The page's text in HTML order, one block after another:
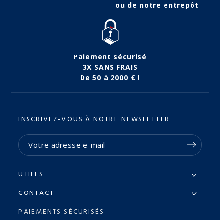
ou de notre entrepôt
Paiement sécurisé
3X SANS FRAIS
De 50 à 2000 € !
INSCRIVEZ-VOUS À NOTRE NEWSLETTER
UTILES
CONTACT
PAIEMENTS SÉCURISÉS